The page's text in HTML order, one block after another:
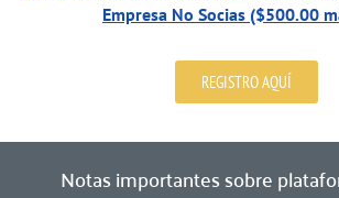
Empresa No Socias ($500.00
REGISTRO AQUÍ
Notas importantes sobre